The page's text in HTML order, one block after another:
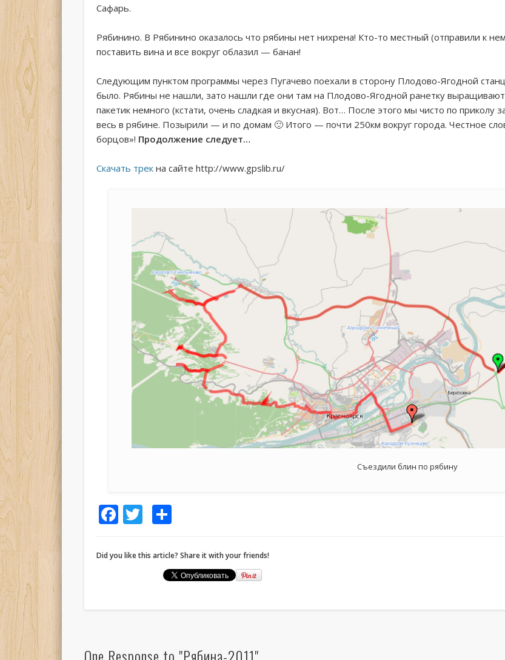
Сафарь.
Рябинино. В Рябинино оказалось что рябины нет нихрена! Кто-то местный (отправили к
поставить вина и все вокруг облазил — банан!
Следующим пунктом программы через Пугачево поехали в сторону Плодово-Ягодной
было. Рябины не нашли, зато нашли где они там на Плодово-Ягодной ранетку
пакетик немного (кстати, очень сладкая и вкусная). Вот… После этого мы чисто по
весь в рябине. Позырили — и по домам 🙂 Итого — почти 250км вокруг города. Честное
борцов»! Продолжение следует…
Скачать трекна сайте http://www.gpslib.ru/
Съездили блин по рябину
Facebook
TwitterОтправить
Did you like this article? Share it with your friends!